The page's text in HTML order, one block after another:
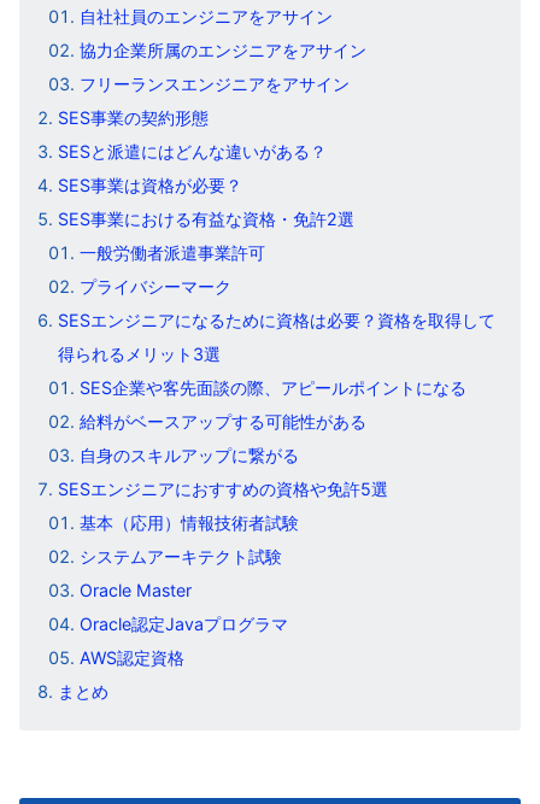
自社社員のエンジニアをアサイン
協力企業所属のエンジニアをアサイン
フリーランスエンジニアをアサイン
SES事業の契約形態
SESと派遣にはどんな違いがある？
SES事業は資格が必要？
SES事業における有益な資格・免許2選
一般労働者派遣事業許可
プライバシーマーク
SESエンジニアになるために資格は必要？資格を取得して
得られるメリット3選
SES企業や客先面談の際、アピールポイントになる
給料がベースアップする可能性がある
自身のスキルアップに繋がる
SESエンジニアにおすすめの資格や免許5選
基本（応用）情報技術者試験
システムアーキテクト試験
Oracle Master
Oracle認定Javaプログラマ
AWS認定資格
まとめ